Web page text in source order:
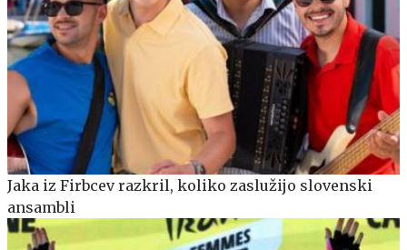
Jaka iz Firbcev razkril, koliko zaslužijo slovenski
ansambli